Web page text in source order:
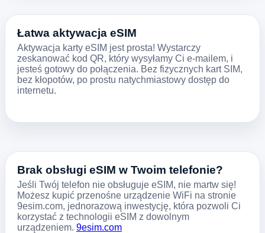
Łatwa aktywacja eSIM
Aktywacja karty eSIM jest prosta! Wystarczy
zeskanować kod QR, który wysyłamy Ci e-mailem, i
jesteś gotowy do połączenia. Bez fizycznych kart SIM,
bez kłopotów, po prostu natychmiastowy dostęp do
internetu.
Brak obsługi eSIM w Twoim telefonie?
Jeśli Twój telefon nie obsługuje eSIM, nie martw się!
Możesz kupić przenośne urządzenie WiFi na stronie
9esim.com, jednorazową inwestycję, która pozwoli Ci
korzystać z technologii eSIM z dowolnym
urządzeniem. 9esim.com